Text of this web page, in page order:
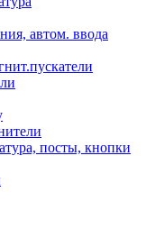
автом. ввода
посты, кнопки